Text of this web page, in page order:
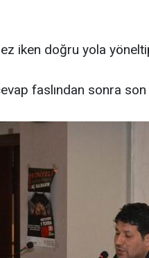
iken doğru yola
faslından sonra son